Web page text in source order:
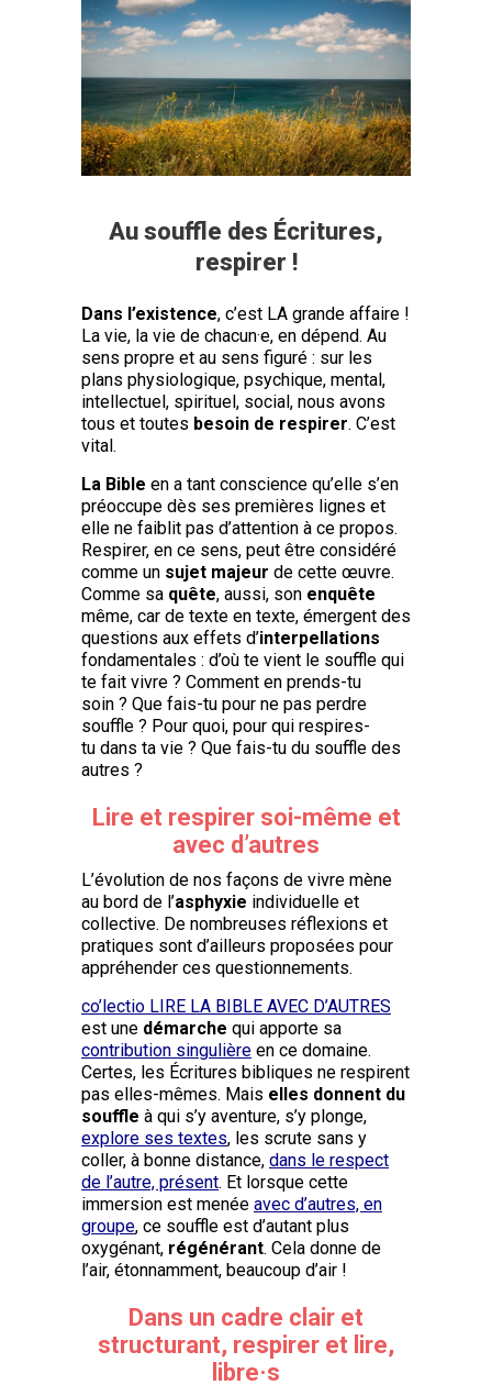
Au souffle des Écritures,
respirer !
Dans l’existence, c’est LA grande affaire !
La vie, la vie de chacun·e, en dépend. Au
sens propre et au sens figuré : sur les
plans physiologique, psychique, mental,
intellectuel, spirituel, social, nous avons
tous et toutes besoin de respirer. C’est
vital.
La Bible en a tant conscience qu’elle s’en
préoccupe dès ses premières lignes et
elle ne faiblit pas d’attention à ce propos.
Respirer, en ce sens, peut être considéré
comme un sujet majeur de cette œuvre.
Comme sa quête, aussi, son enquête
même, car de texte en texte, émergent des
questions aux effets d’interpellations
fondamentales : d’où te vient le souffle qui
te fait vivre ? Comment en prends-tu
soin ? Que fais-tu pour ne pas perdre
souffle ? Pour quoi, pour qui respires-
tu dans ta vie ? Que fais-tu du souffle des
autres ?
Lire et respirer soi-même et
avec d’autres
L’évolution de nos façons de vivre mène
au bord de l’asphyxie individuelle et
collective. De nombreuses réflexions et
pratiques sont d’ailleurs proposées pour
appréhender ces questionnements.
co’lectio LIRE LA BIBLE AVEC D’AUTRES
est une démarche qui apporte sa
contribution singulière en ce domaine.
Certes, les Écritures bibliques ne respirent
pas elles-mêmes. Mais elles donnent du
souffle à qui s’y aventure, s’y plonge,
explore ses textes, les scrute sans y
coller, à bonne distance, dans le respect
de l’autre, présent. Et lorsque cette
immersion est menée avec d’autres, en
groupe, ce souffle est d’autant plus
oxygénant, régénérant. Cela donne de
l’air, étonnamment, beaucoup d’air !
Dans un cadre clair et
structurant, respirer et lire,
libre·s